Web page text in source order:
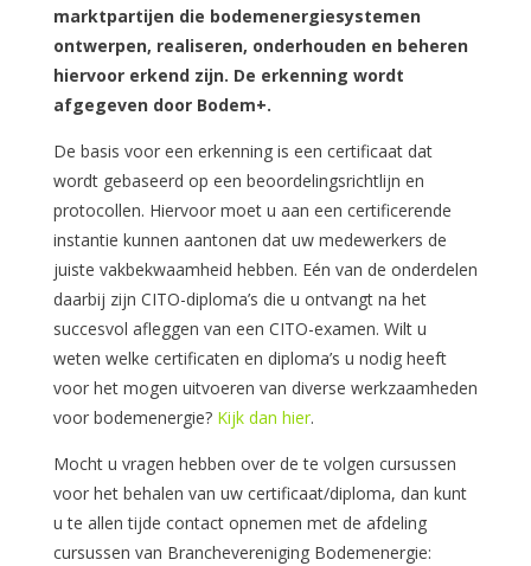
marktpartijen die bodemenergiesystemen
ontwerpen, realiseren, onderhouden en beheren
hiervoor erkend zijn. De erkenning wordt
afgegeven door Bodem+.
De basis voor een erkenning is een certificaat dat
wordt gebaseerd op een beoordelingsrichtlijn en
protocollen. Hiervoor moet u aan een certificerende
instantie kunnen aantonen dat uw medewerkers de
juiste vakbekwaamheid hebben. Eén van de onderdelen
daarbij zijn CITO-diploma’s die u ontvangt na het
succesvol afleggen van een CITO-examen. Wilt u
weten welke certificaten en diploma’s u nodig heeft
voor het mogen uitvoeren van diverse werkzaamheden
voor bodemenergie? Kijk dan hier.
Mocht u vragen hebben over de te volgen cursussen
voor het behalen van uw certificaat/diploma, dan kunt
u te allen tijde contact opnemen met de afdeling
cursussen van Branchevereniging Bodemenergie: